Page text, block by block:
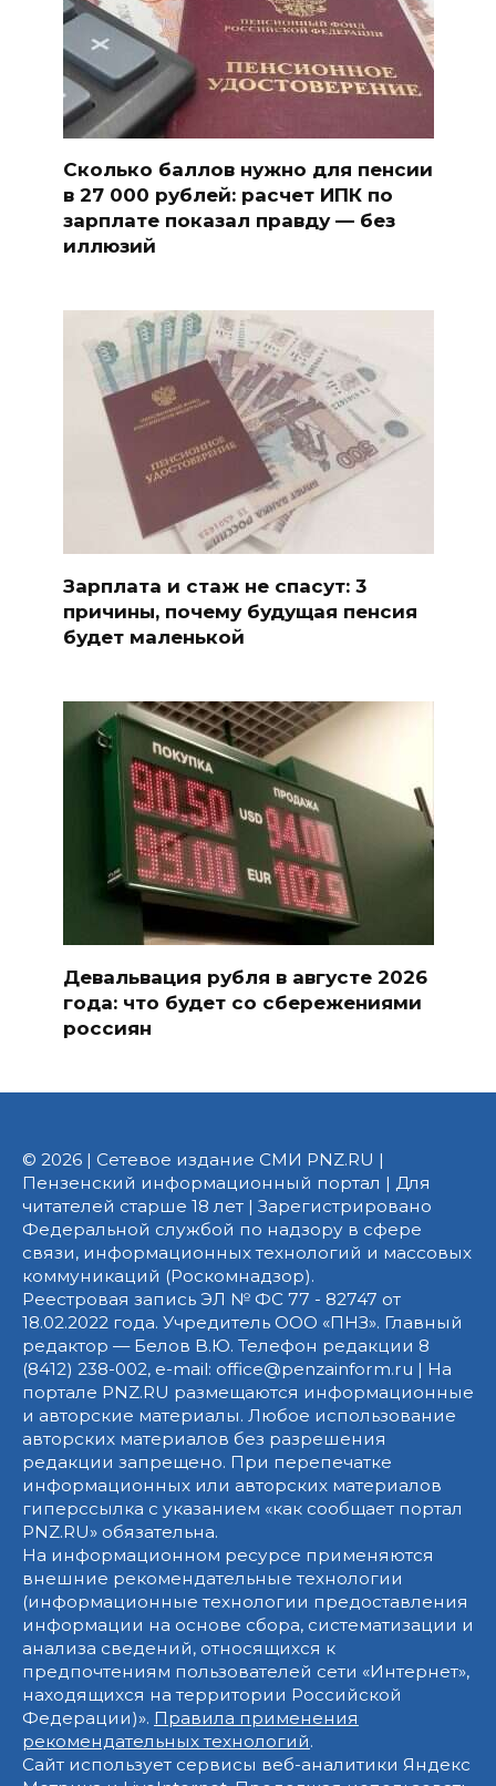
Сколько баллов нужно для пенсии
в 27 000 рублей: расчет ИПК по
зарплате показал правду — без
иллюзий
Зарплата и стаж не спасут: 3
причины, почему будущая пенсия
будет маленькой
Девальвация рубля в августе 2026
года: что будет со сбережениями
россиян
© 2026 | Сетевое издание СМИ PNZ.RU |
Пензенский информационный портал | Для
читателей старше 18 лет | Зарегистрировано
Федеральной службой по надзору в сфере
связи, информационных технологий и массовых
коммуникаций (Роскомнадзор).
Реестровая запись ЭЛ № ФС 77 - 82747 от
18.02.2022 года. Учредитель ООО «ПНЗ». Главный
редактор — Белов В.Ю. Телефон редакции 8
(8412) 238-002, e-mail: office@penzainform.ru | На
портале PNZ.RU размещаются информационные
и авторские материалы. Любое использование
авторских материалов без разрешения
редакции запрещено. При перепечатке
информационных или авторских материалов
гиперссылка с указанием «как сообщает портал
PNZ.RU» обязательна.
На информационном ресурсе применяются
внешние рекомендательные технологии
(информационные технологии предоставления
информации на основе сбора, систематизации и
анализа сведений, относящихся к
предпочтениям пользователей сети «Интернет»,
находящихся на территории Российской
Федерации)». Правила применения
рекомендательных технологий.
Сайт использует сервисы веб-аналитики Яндекс